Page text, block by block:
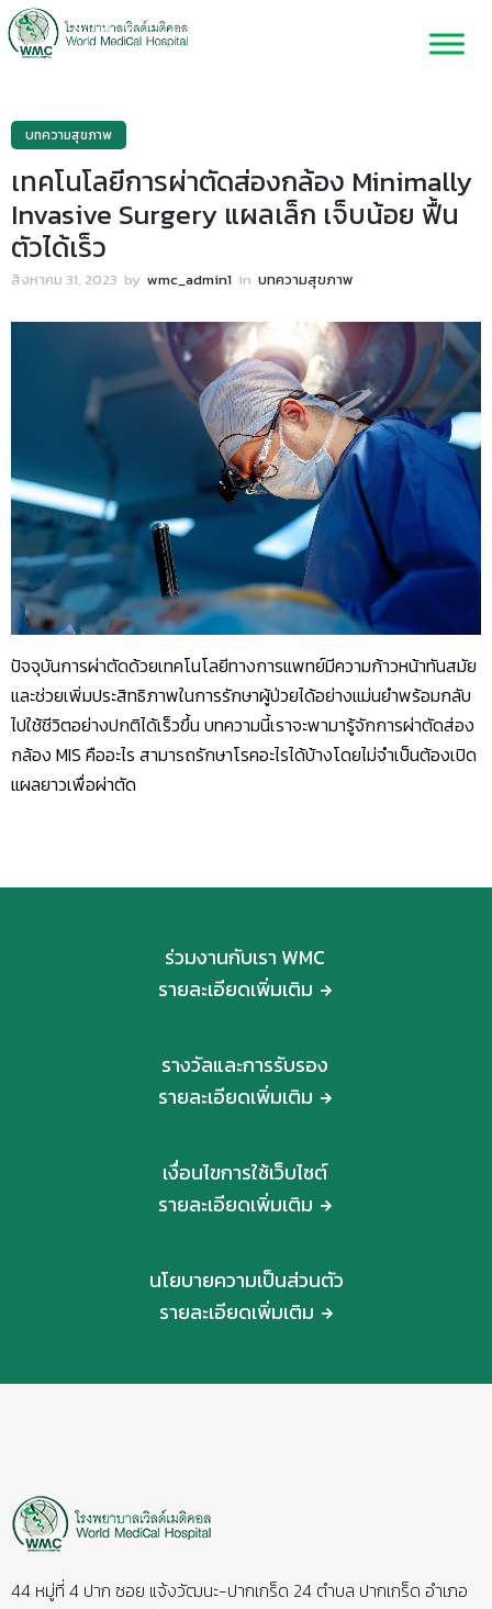
บทความสุขภาพ
เทคโนโลยีการผ่าตัดส่องกล้อง Minimally
Invasive Surgery แผลเล็ก เจ็บน้อย ฟื้น
ตัวได้เร็ว
สิงหาคม 31, 2023 by wmc_admin1 in บทความสุขภาพ
ปัจจุบันการผ่าตัดด้วยเทคโนโลยีทางการแพทย์มีความก้าวหน้าทันสมัย
และช่วยเพิ่มประสิทธิภาพในการรักษาผู้ป่วยได้อย่างแม่นยำพร้อมกลับ
ไปใช้ชีวิตอย่างปกติได้เร็วขึ้น บทความนี้เราจะพามารู้จักการผ่าตัดส่อง
กล้อง MIS คืออะไร สามารถรักษาโรคอะไรได้บ้างโดยไม่จำเป็นต้องเปิด
แผลยาวเพื่อผ่าตัด
ร่วมงานกับเรา WMC
รายละเอียดเพิ่มเติม
รางวัลและการรับรอง
รายละเอียดเพิ่มเติม
เงื่อนไขการใช้เว็บไซต์
รายละเอียดเพิ่มเติม
นโยบายความเป็นส่วนตัว
รายละเอียดเพิ่มเติม
44 หมู่ที่ 4 ปาก ซอย แจ้งวัฒนะ-ปากเกร็ด 24 ตำบล ปากเกร็ด อำเภอ